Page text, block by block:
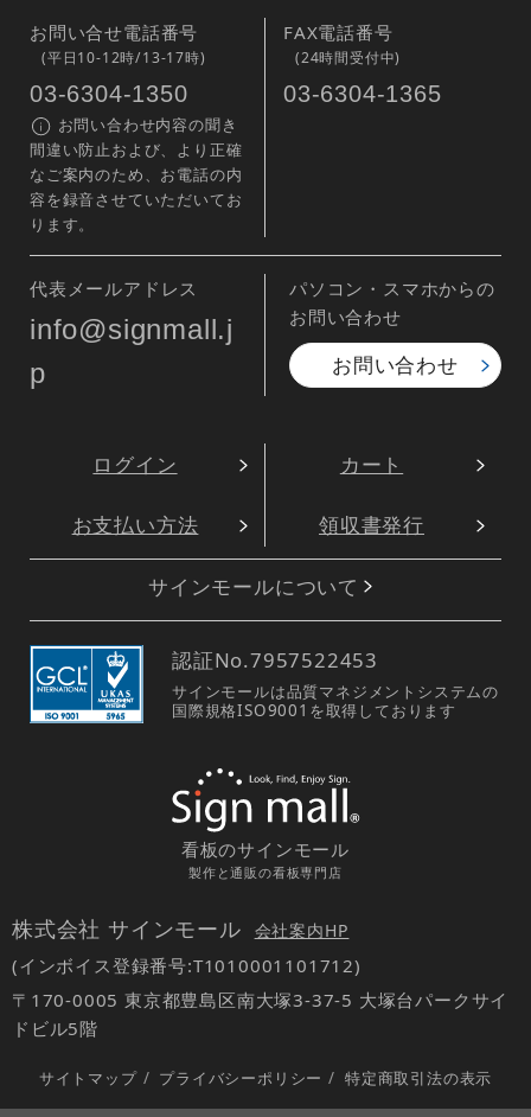
お問い合せ電話番号
(平日10-12時/13-17時)
03-6304-1350
お問い合わせ内容の聞き
間違い防止および、より正確
なご案内のため、お電話の内
容を録音させていただいてお
ります。
FAX電話番号
(24時間受付中)
03-6304-1365
代表メールアドレス
info@signmall.j
p
パソコン・スマホからの
お問い合わせ
お問い合わせ
ログイン カート
お支払い方法 領収書発行
サインモールについて
認証No.7957522453
サインモールは品質マネジメントシステムの
国際規格ISO9001を取得しております
看板のサインモール
製作と通販の看板専門店
株式会社 サインモール 会社案内HP
(インボイス登録番号:T1010001101712)
〒170-0005 東京都豊島区南大塚3-37-5 大塚台パークサイ
ドビル5階
サイトマップ / プライバシーポリシー / 特定商取引法の表示